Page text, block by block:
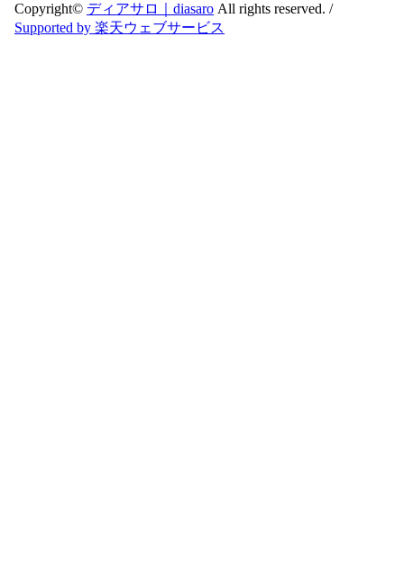
Copyright© ディアサロ｜diasaro All rights reserved. /
Supported by 楽天ウェブサービス